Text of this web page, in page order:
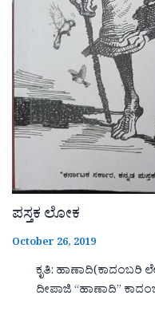
ಪಸ್ತಕ ಲೋಕ
October 26, 2019
ಕೃತಿ: ಹಾಣಾದಿ(ಕಾದಂಬರಿ
ದೀಪಾಜಿ “ಹಾಣಾದಿ‌‌‌‌”